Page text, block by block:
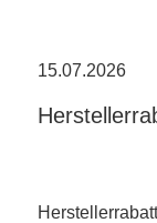
15.07.2026